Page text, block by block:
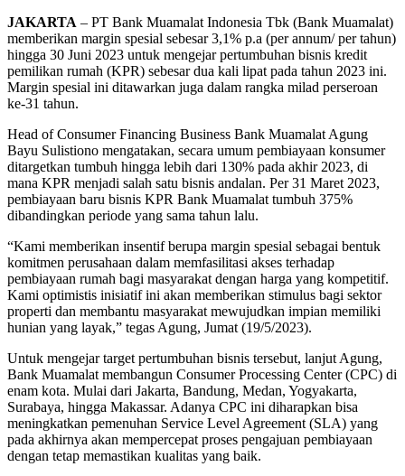
JAKARTA – PT Bank Muamalat Indonesia Tbk (Bank Muamalat)
memberikan margin spesial sebesar 3,1% p.a (per annum/ per tahun)
hingga 30 Juni 2023 untuk mengejar pertumbuhan bisnis kredit
pemilikan rumah (KPR) sebesar dua kali lipat pada tahun 2023 ini.
Margin spesial ini ditawarkan juga dalam rangka milad perseroan
ke-31 tahun.
Head of Consumer Financing Business Bank Muamalat Agung
Bayu Sulistiono mengatakan, secara umum pembiayaan konsumer
ditargetkan tumbuh hingga lebih dari 130% pada akhir 2023, di
mana KPR menjadi salah satu bisnis andalan. Per 31 Maret 2023,
pembiayaan baru bisnis KPR Bank Muamalat tumbuh 375%
dibandingkan periode yang sama tahun lalu.
“Kami memberikan insentif berupa margin spesial sebagai bentuk
komitmen perusahaan dalam memfasilitasi akses terhadap
pembiayaan rumah bagi masyarakat dengan harga yang kompetitif.
Kami optimistis inisiatif ini akan memberikan stimulus bagi sektor
properti dan membantu masyarakat mewujudkan impian memiliki
hunian yang layak,” tegas Agung, Jumat (19/5/2023).
Untuk mengejar target pertumbuhan bisnis tersebut, lanjut Agung,
Bank Muamalat membangun Consumer Processing Center (CPC) di
enam kota. Mulai dari Jakarta, Bandung, Medan, Yogyakarta,
Surabaya, hingga Makassar. Adanya CPC ini diharapkan bisa
meningkatkan pemenuhan Service Level Agreement (SLA) yang
pada akhirnya akan mempercepat proses pengajuan pembiayaan
dengan tetap memastikan kualitas yang baik.